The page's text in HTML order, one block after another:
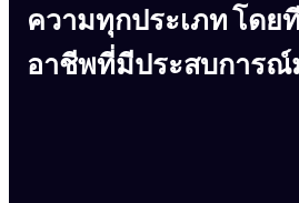
ความทุกประเภท โด
อาชีพที่มีประสบการณ์